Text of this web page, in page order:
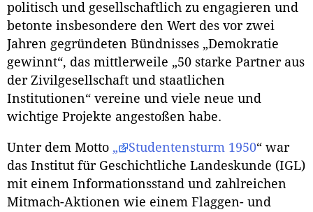
politisch und gesellschaftlich zu engagieren und
betonte insbesondere den Wert des vor zwei
Jahren gegründeten Bündnisses „Demokratie
gewinnt“, das mittlerweile „50 starke Partner aus
der Zivilgesellschaft und staatlichen
Institutionen“ vereine und viele neue und
wichtige Projekte angestoßen habe.
Unter dem Motto „ Studentensturm 1950“ war
das Institut für Geschichtliche Landeskunde (IGL)
mit einem Informationsstand und zahlreichen
Mitmach-Aktionen wie einem Flaggen- und